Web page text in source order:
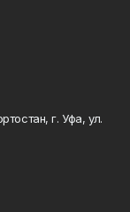
г. Уфа, ул.